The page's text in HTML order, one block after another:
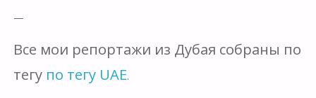
—
Все мои репортажи из Дубая собраны по
тегу по тегу UAE.